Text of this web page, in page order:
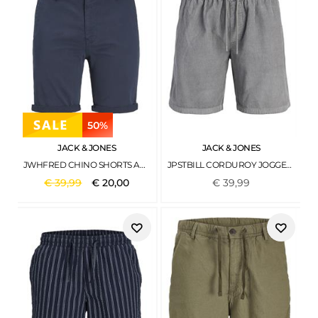
50%
JACK & JONES
JWHFRED CHINO SHORTS AKM SRT SN NAVY BLAZER
€39,99 €20,00
JACK & JONES
JPSTBILL CORDUROY JOGGER SHORTS REG SN SEDONA SAGE
€39,99